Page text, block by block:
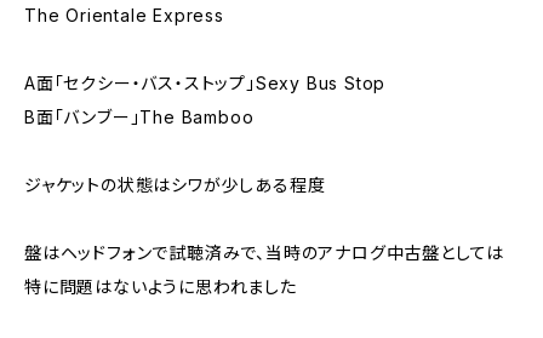
The Orientale Express
A面「セクシー・バス・ストップ」Sexy Bus Stop
B面「バンブー」The Bamboo
ジャケットの状態はシワが少しある程度
盤はヘッドフォンで試聴済みで、当時のアナログ中古盤としては
特に問題はないように思われました